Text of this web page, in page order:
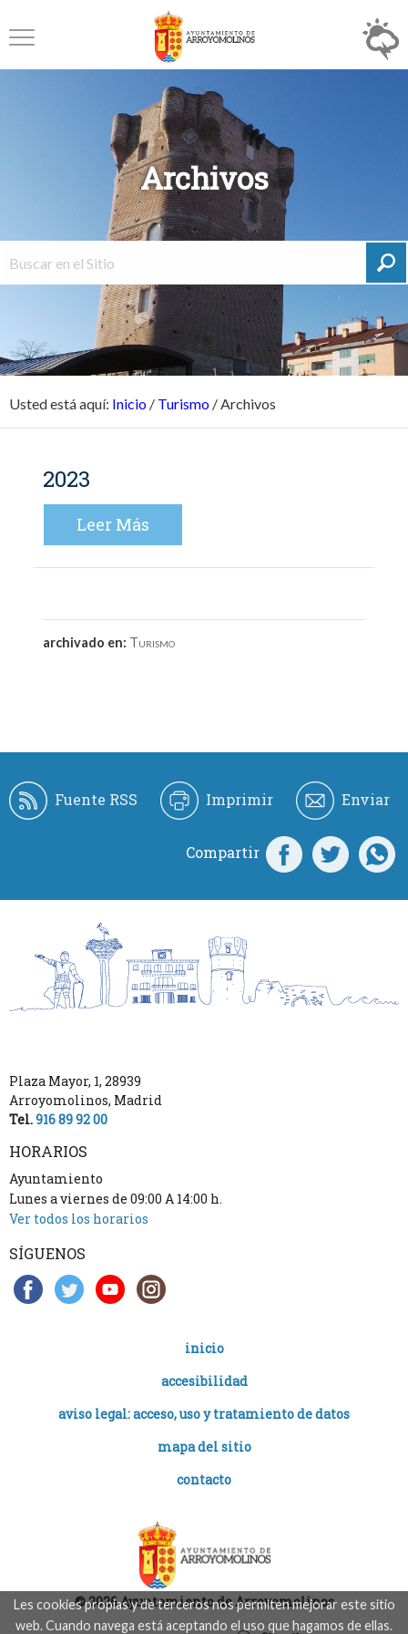
Les cookies propias y de terceros nos permiten mejorar este sitio
web. Cuando navega está aceptando el uso que hagamos de ellas.
Archivos
Usted está aquí: Inicio / Turismo /Archivos
2023
Leer Más
archivado en: Turismo
Fuente RSS Imprimir Enviar
Compartir
Plaza Mayor, 1, 28939
Arroyomolinos, Madrid
Tel.916 89 92 00
HORARIOS
Ayuntamiento
Lunes a viernes de 09:00 A 14:00 h.
Ver todos los horarios
SÍGUENOS
inicio
accesibilidad
aviso legal: acceso, uso y tratamiento de datos
mapa del sitio
contacto
© 2026 Ayuntamiento de Arroyomolinos